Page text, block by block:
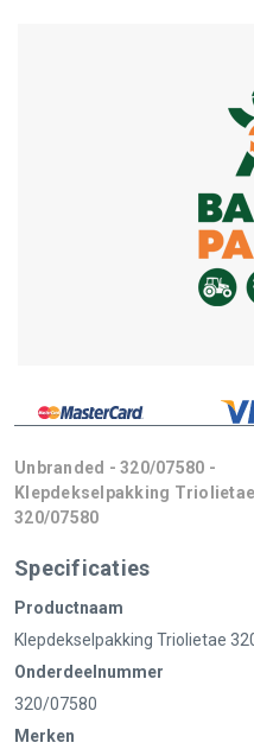
Unbranded - 320/07580 -
Klepdekselpakking Triolietae
320/07580
Specificaties
Productnaam
Klepdekselpakking Triolietae
Onderdeelnummer
320/07580
Merken